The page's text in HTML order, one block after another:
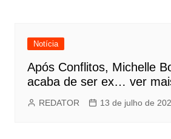
Notícia
Após Conflitos, Michelle
acaba de ser ex… ver
REDATOR 13 de julho de